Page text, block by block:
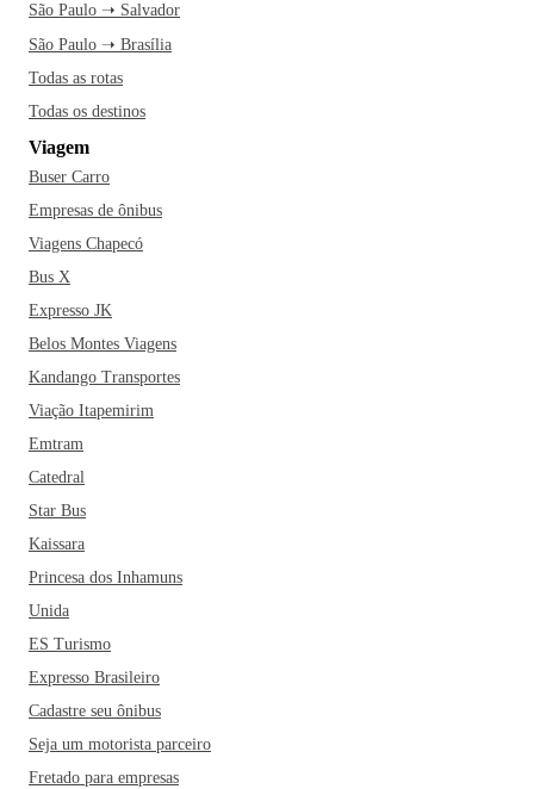
São Paulo ➝ Salvador
São Paulo ➝ Brasília
Todas as rotas
Todas os destinos
Viagem
Buser Carro
Empresas de ônibus
Viagens Chapecó
Bus X
Expresso JK
Belos Montes Viagens
Kandango Transportes
Viação Itapemirim
Emtram
Catedral
Star Bus
Kaissara
Princesa dos Inhamuns
Unida
ES Turismo
Expresso Brasileiro
Cadastre seu ônibus
Seja um motorista parceiro
Fretado para empresas